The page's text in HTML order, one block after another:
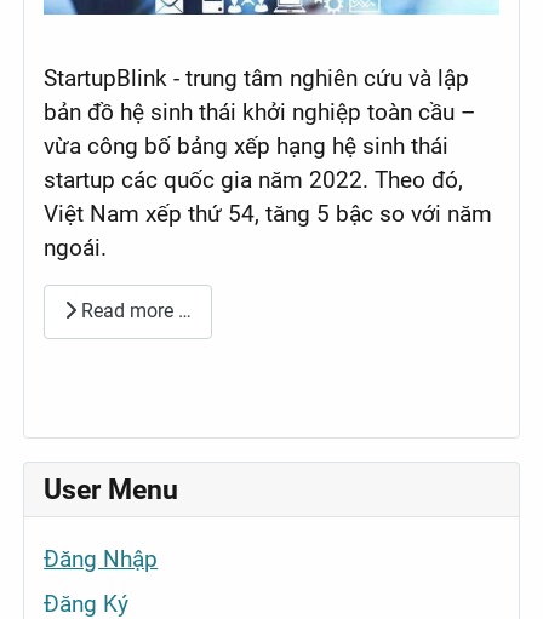
StartupBlink - trung tâm nghiên cứu và lập
bản đồ hệ sinh thái khởi nghiệp toàn cầu –
vừa công bố bảng xếp hạng hệ sinh thái
startup các quốc gia năm 2022. Theo đó,
Việt Nam xếp thứ 54, tăng 5 bậc so với năm
ngoái.
Read more …
User Menu
Đăng Nhập
Đăng Ký